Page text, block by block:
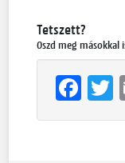
Tetszett?
Oszd meg másokkal